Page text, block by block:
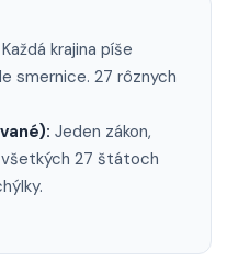
Každá krajina píše
smernice. 27 rôznych
Jeden zákon,
27 štátoch